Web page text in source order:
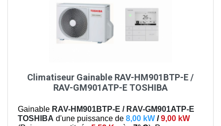
Climatiseur Gainable RAV-HM901BTP-E /
RAV-GM901ATP-E TOSHIBA
Gainable RAV-HM901BTP-E / RAV-GM901ATP-E
TOSHIBA d'une puissance de 8,00 kW /9,00 kW